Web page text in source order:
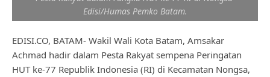
Edisi/Humas Pemko Batam.
EDISI.CO, BATAM- Wakil Wali Kota Batam, Amsakar
Achmad hadir dalam Pesta Rakyat sempena Peringatan
HUT ke-77 Republik Indonesia (RI) di Kecamatan Nongsa,